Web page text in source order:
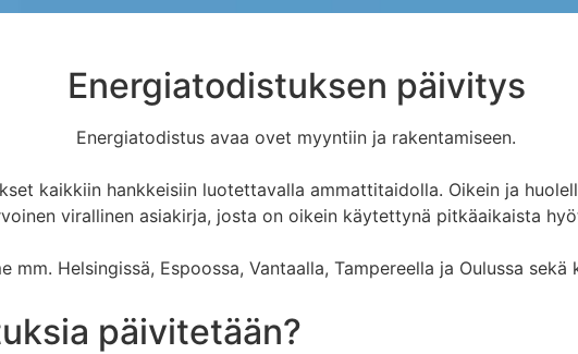
Energiatodistuksen päivitys
Energiatodistus avaa ovet myyntiin ja rakentamiseen.
kaikkiin hankkeisiin luotettavalla ammattitaidolla. Oikein ja
virallinen asiakirja, josta on oikein käytettynä pitkäaikaista
mm. Helsingissä, Espoossa, Vantaalla, Tampereella ja Oulussa sekä
päivitetään?